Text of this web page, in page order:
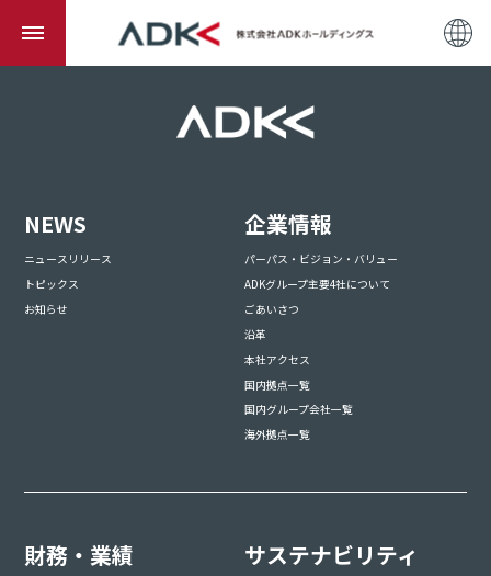
NEWS
ニュースリリース
トピックス
お知らせ
企業情報
パーパス・ビジョン・バリュー
ADKグループ主要4社について
ごあいさつ
沿革
本社アクセス
国内拠点一覧
国内グループ会社一覧
海外拠点一覧
財務・業績 サステナビリティ